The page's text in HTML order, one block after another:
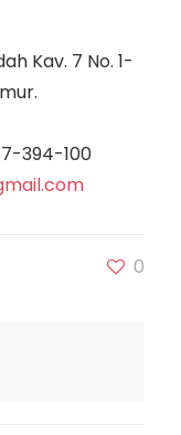
Kav. 7 No. 1-
394-100
0